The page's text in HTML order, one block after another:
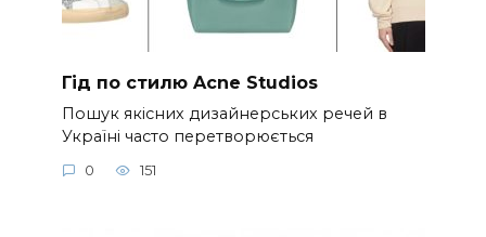
Гід по стилю Acne Studios
Пошук якісних дизайнерських речей в
Україні часто перетворюється
0 151